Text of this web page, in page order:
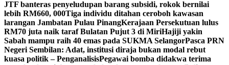
JTF banteras penyeludupan barang subsidi, rokok bernilai
lebih RM660, 000Tiga individu ditahan ceroboh kawasan
larangan Jambatan Pulau PinangKerajaan Persekutuan lulus
RM70 juta naik taraf Bulatan Pujut 3 di MiriHajiji yakin
Sabah mampu raih 40 emas pada SUKMA SelangorPasca PRN
Negeri Sembilan: Adat, institusi diraja bukan modal rebut
kuasa politik – PenganalisisPegawai bomba didakwa terima